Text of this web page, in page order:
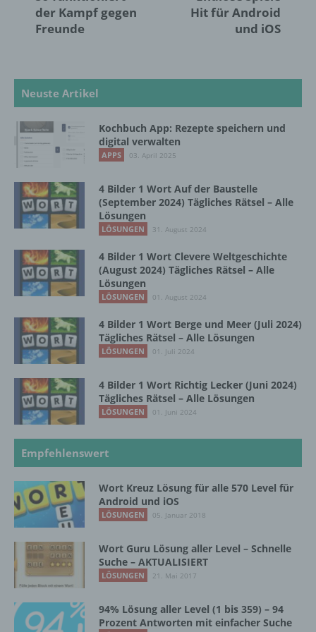
der Kampf gegen
Freunde
Hit für Android
und iOS
Neuste Artikel
Kochbuch App: Rezepte speichern und
digital verwalten
APPS 03. April 2025
4 Bilder 1 Wort Auf der Baustelle
(September 2024) Tägliches Rätsel – Alle
Lösungen
LÖSUNGEN 31. August 2024
4 Bilder 1 Wort Clevere Weltgeschichte
(August 2024) Tägliches Rätsel – Alle
Lösungen
LÖSUNGEN 01. August 2024
4 Bilder 1 Wort Berge und Meer (Juli 2024)
Tägliches Rätsel – Alle Lösungen
LÖSUNGEN 01. Juli 2024
4 Bilder 1 Wort Richtig Lecker (Juni 2024)
Tägliches Rätsel – Alle Lösungen
LÖSUNGEN 01. Juni 2024
Empfehlenswert
Wort Kreuz Lösung für alle 570 Level für
Android und iOS
LÖSUNGEN 05. Januar 2018
Wort Guru Lösung aller Level – Schnelle
Suche – AKTUALISIERT
LÖSUNGEN 21. Mai 2017
94% Lösung aller Level (1 bis 359) – 94
Prozent Antworten mit einfacher Suche
Interessen, Zuverlässigkeit, Verhalten,
Aufenthaltsort oder Ortswechsel dieser
natürlichen Person zu analysieren oder
f) Pseudonymisierung
Pseudonymisierung ist die Verarbeitung
personenbezogener Daten in einer Weise,
auf welche die personenbezogenen Daten
Informationen nicht mehr einer spezifischen
betroffenen Person zugeordnet werden
können, sofern diese zusätzlichen
Informationen gesondert aufbewahrt werden
Maßnahmen unterliegen, die gewährleisten,
dass die personenbezogenen Daten nicht
einer identifizierten oder identifizierbaren
natürlichen Person zugewiesen werden.
g) Verantwortlicher oder für die Verarbeitung
Verantwortlicher
Verantwortlicher oder für die Verarbeitung
Verantwortlicher ist die natürliche oder
juristische Person, Behörde, Einrichtung
gemeinsam mit anderen über die Zwecke
und Mittel der Verarbeitung von
Sind die Zwecke und Mittel dieser
Verarbeitung durch das Unionsrecht oder
das Recht der Mitgliedstaaten vorgegeben,
so kann der Verantwortliche
beziehungsweise können die bestimmten
Kriterien seiner Benennung nach dem
Unionsrecht oder dem Recht der
Mitgliedstaaten vorgesehen werden.